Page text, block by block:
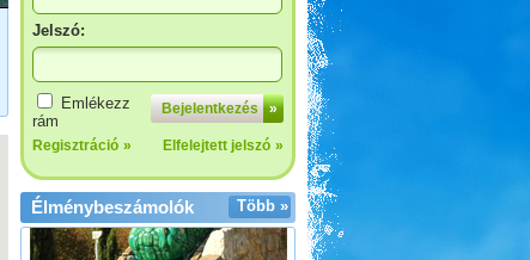
Jelszó:
Bejelentkezés »
Emlékezz
rám
Regisztráció » Elfelejtett jelszó »
Több »
Élménybeszámolók
Fertő-tó és Ausztria,
Mesepark.